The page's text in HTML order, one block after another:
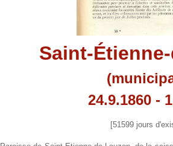
Saint-
24.9.1860 -
[51599 jours